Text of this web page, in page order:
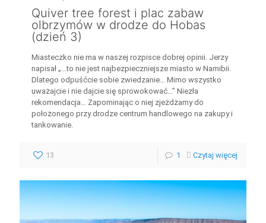
Quiver tree forest i plac zabaw
olbrzymów w drodze do Hobas
(dzień 3)
Miasteczko nie ma w naszej rozpisce dobrej opinii. Jerzy
napisał „…to nie jest najbezpieczniejsze miasto w Namibii.
Dlatego odpuśćcie sobie zwiedzanie… Mimo wszystko
uważajcie i nie dajcie się sprowokować…” Niezła
rekomendacja… Zapominając o niej zjeżdżamy do
położonego przy drodze centrum handlowego na zakupy i
tankowanie.
13 1 Czytaj więcej